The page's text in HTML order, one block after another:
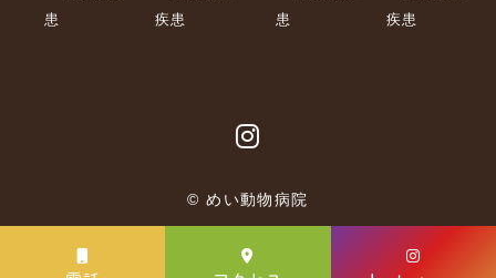
患
疾患
患
疾患
© めい動物病院